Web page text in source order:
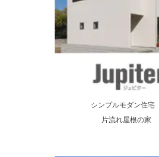
シンプルモダン住宅
片流れ屋根の家